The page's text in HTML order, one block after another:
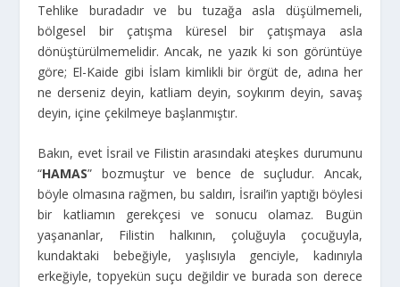
Tehlike buradadır ve bu tuzağa asla düşülmemeli,
bölgesel bir çatışma küresel bir çatışmaya asla
dönüştürülmemelidir. Ancak, ne yazık ki son görüntüye
göre; El-Kaide gibi İslam kimlikli bir örgüt de, adına her
ne derseniz deyin, katliam deyin, soykırım deyin, savaş
deyin, içine çekilmeye başlanmıştır.
Bakın, evet İsrail ve Filistin arasındaki ateşkes durumunu
“HAMAS” bozmuştur ve bence de suçludur. Ancak,
böyle olmasına rağmen, bu saldırı, İsrail’in yaptığı böylesi
bir katliamın gerekçesi ve sonucu olamaz. Bugün
yaşananlar, Filistin halkının, çoluğuyla çocuğuyla,
kundaktaki bebeğiyle, yaşlısıyla genciyle, kadınıyla
erkeğiyle, topyekün suçu değildir ve burada son derece